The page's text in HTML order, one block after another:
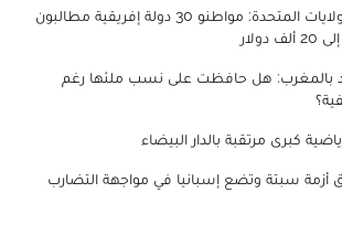
تأشيرة الدخول للولايات المتحدة: مواطنو 30 دولة إفريقية مطالبون
بالمغرب: هل حافظت على نسب ملئها رغم
كبرى مرتقبة بالدار البيضاء
أزمة سبتة وتضع إسبانيا في مواجهة التضارب